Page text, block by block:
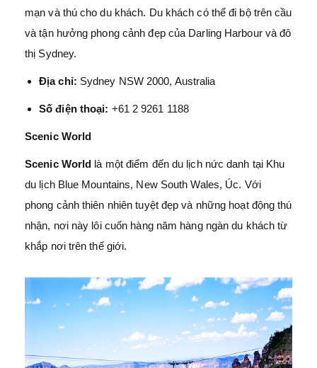
mạn và thú cho du khách. Du khách có thể đi bộ trên cầu
và tận hưởng phong cảnh đẹp của Darling Harbour và đô
thị Sydney.
Địa chỉ: Sydney NSW 2000, Australia
Số điện thoại: +61 2 9261 1188
Scenic World
Scenic World là một điểm đến du lịch nức danh tại Khu
du lịch Blue Mountains, New South Wales, Úc. Với
phong cảnh thiên nhiên tuyệt đẹp và những hoạt động thú
nhận, nơi này lôi cuốn hàng năm hàng ngàn du khách từ
khắp nơi trên thế giới.